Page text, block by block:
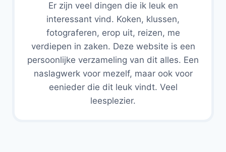
Er zijn veel dingen die ik leuk en
interessant vind. Koken, klussen,
fotograferen, erop uit, reizen, me
verdiepen in zaken. Deze website is een
persoonlijke verzameling van dit alles. Een
naslagwerk voor mezelf, maar ook voor
eenieder die dit leuk vindt. Veel
leesplezier.